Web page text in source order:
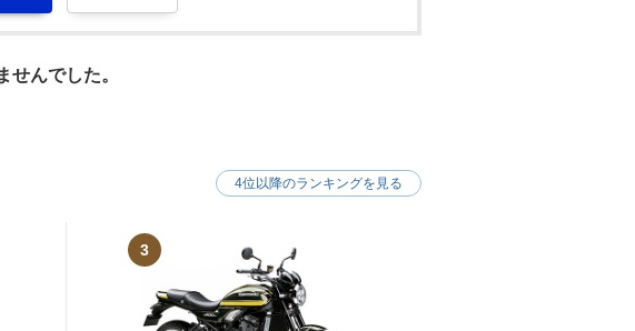
んでした。
3
4位以降のランキングを見る